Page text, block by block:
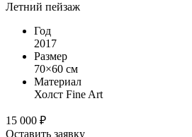
Летний пейзаж
Год
2017
Размер
70×60 см
Материал
Холст Fine Art
15 000 ₽
Оставить заявку